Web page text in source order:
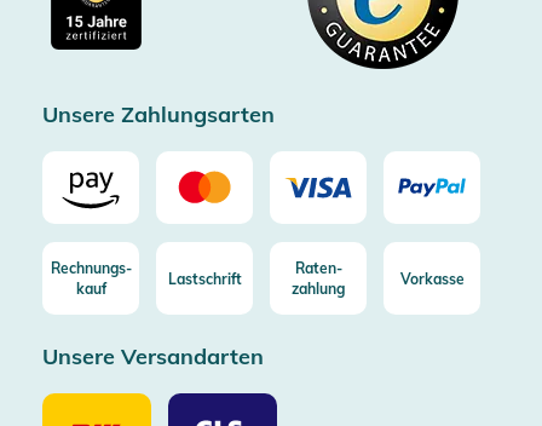
Kostenlose Rücksendung (aus DE/AT)
Unsere Zahlungsarten
Rechnungs-
kauf
Lastschrift
Raten-
zahlung
Vorkasse
Unsere Versandarten
Unsere
Unsere